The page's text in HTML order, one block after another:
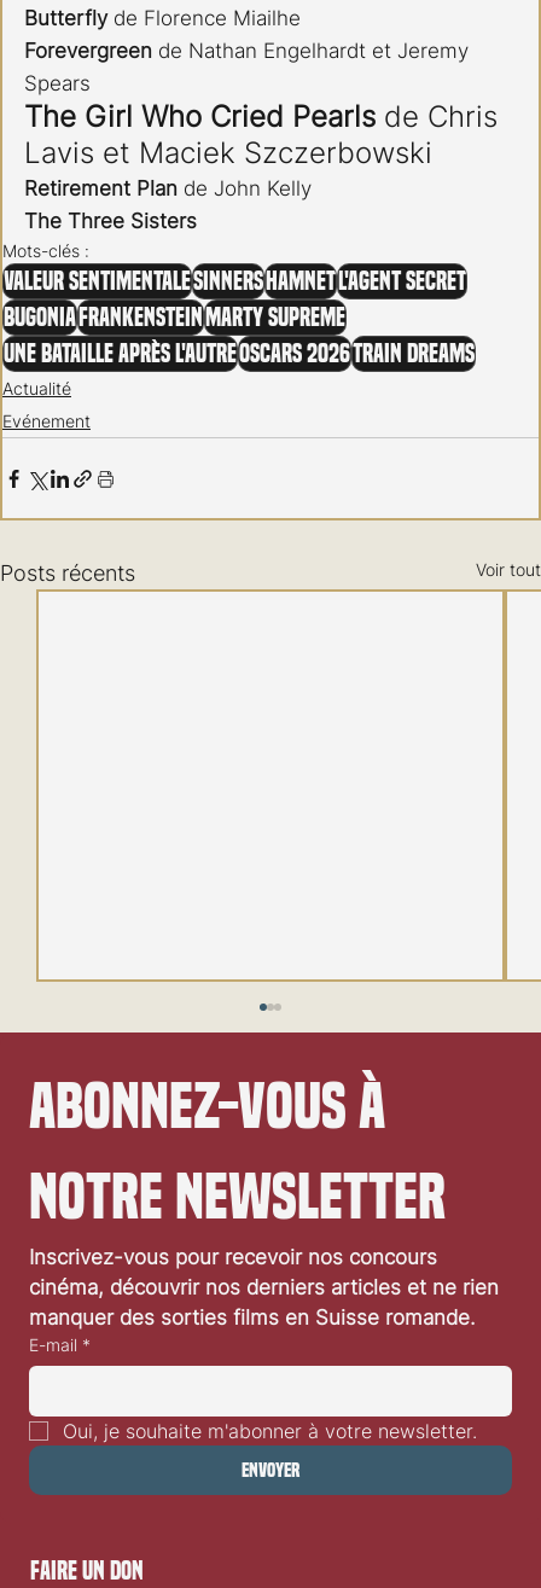
Butterfly de Florence Miailhe
Forevergreen de Nathan Engelhardt et Jeremy
Spears
The Girl Who Cried Pearls de Chris
Lavis et Maciek Szczerbowski
Retirement Plan de John Kelly
The Three Sisters​​​​​​​
Mots-clés :
Valeur sentimentaleSinnersHamnet L'Agent Secret
Bugonia FrankensteinMarty Supreme
Une bataille après l'autreOscars 2026Train Dreams
Actualité
Evénement
Posts récents Voir tout
«O agente secreto» («L’Agent secret») de Kleber
Mendonça Filho: Critique vidéo
Abonnez-vous à
notre newsletter
Inscrivez-vous pour recevoir nos concours
cinéma, découvrir nos derniers articles et ne rien
manquer des sorties films en Suisse romande.
E-mail *
Oui, je souhaite m'abonner à votre newsletter.
Envoyer
faire un don